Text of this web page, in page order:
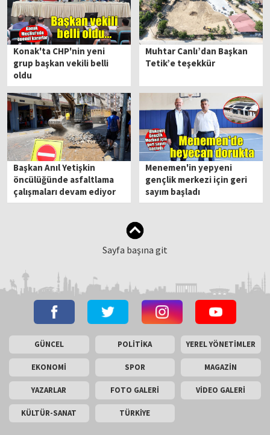
Konak'ta CHP'nin yeni
grup başkan vekili belli
oldu
Muhtar Canlı’dan Başkan
Tetik’e teşekkür
Başkan Anıl Yetişkin
öncülüğünde asfaltlama
çalışmaları devam ediyor
Menemen'in yepyeni
gençlik merkezi için geri
sayım başladı
Sayfa başına git
GÜNCEL POLİTİKA YEREL YÖNETİMLER
EKONOMİ SPOR MAGAZİN
YAZARLAR FOTO GALERİ VİDEO GALERİ
KÜLTÜR-SANAT TÜRKİYE